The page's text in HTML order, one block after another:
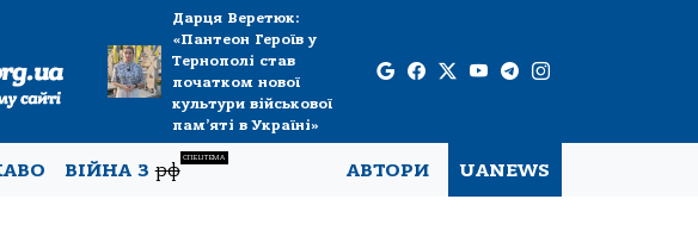
Дарця Веретюк:
«Пантеон Героїв у
Тернополі став
початком нової
культури військової
пам’яті в Україні»
ВІЙНА Зрф
СПЕЦТЕМА
АВТОРИ UANEWS